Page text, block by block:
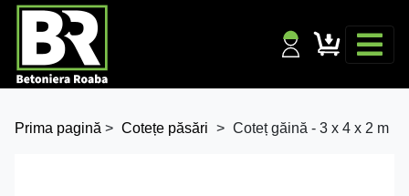
Prima pagină > Cotețe păsări > Coteț găină - 3 x 4 x 2 m